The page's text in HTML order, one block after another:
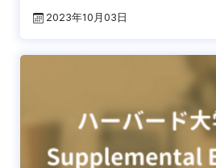
[…]2023年10月03日